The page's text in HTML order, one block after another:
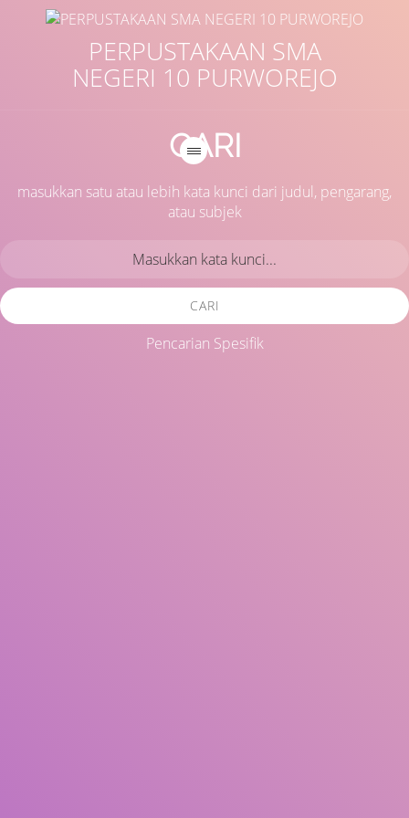
PERPUSTAKAAN SMA
NEGERI 10 PURWOREJO
CARI
masukkan satu atau lebih kata kunci dari judul, pengarang,
atau subjek
CARI
Pencarian Spesifik